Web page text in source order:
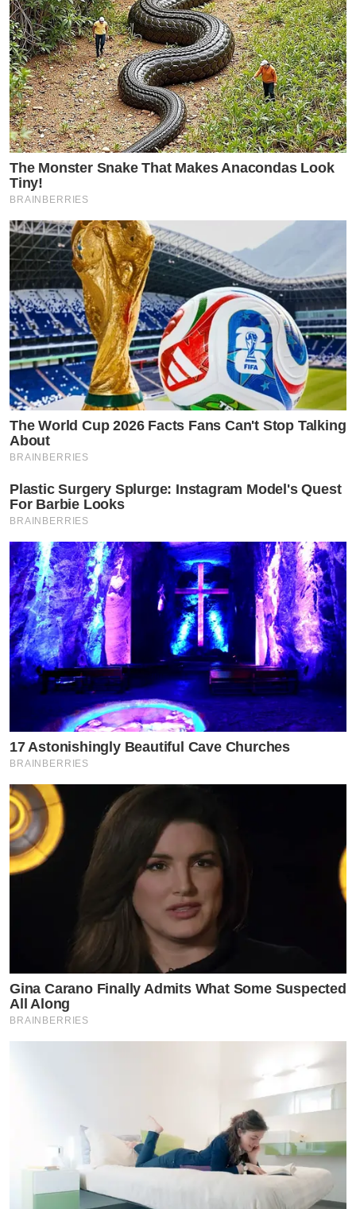
The Monster Snake That Makes Anacondas Look
Tiny!
BRAINBERRIES
The World Cup 2026 Facts Fans Can't Stop Talking
About
BRAINBERRIES
Plastic Surgery Splurge: Instagram Model's Quest
For Barbie Looks
BRAINBERRIES
17 Astonishingly Beautiful Cave Churches
BRAINBERRIES
Gina Carano Finally Admits What Some Suspected
All Along
BRAINBERRIES